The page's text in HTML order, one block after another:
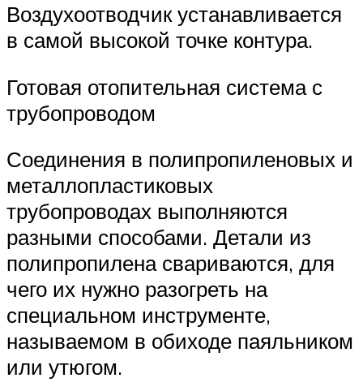
Воздухоотводчик устанавливается
в самой высокой точке контура.
Готовая отопительная система с
трубопроводом
Соединения в полипропиленовых и
металлопластиковых
трубопроводах выполняются
разными способами. Детали из
полипропилена свариваются, для
чего их нужно разогреть на
специальном инструменте,
называемом в обиходе паяльником
или утюгом.